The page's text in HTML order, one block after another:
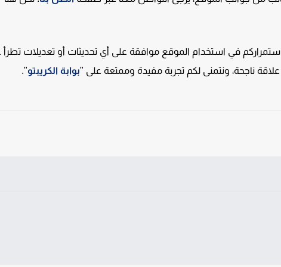
في استخدام الموقع موافقة على أي تحديثات أو تعديلات تطرأ
ناجحة، ونتمنى لكم تجربة مفيدة وممتعة على "بوابة الكريبتو".